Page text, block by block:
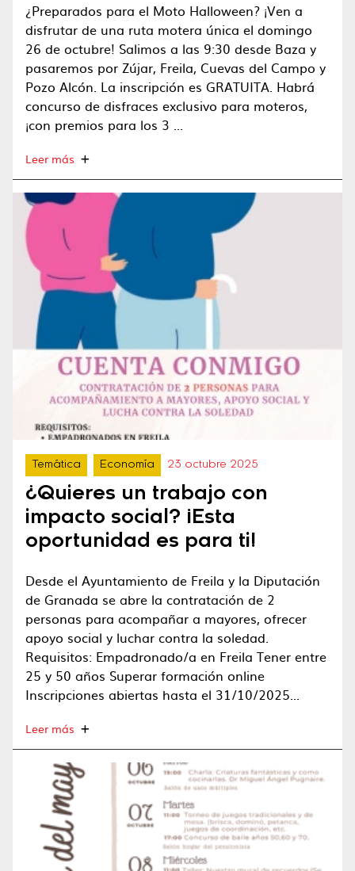
¿Preparados para el Moto Halloween? ¡Ven a
disfrutar de una ruta motera única el domingo
26 de octubre! Salimos a las 9:30 desde Baza y
pasaremos por Zújar, Freila, Cuevas del Campo y
Pozo Alcón. La inscripción es GRATUITA. Habrá
concurso de disfraces exclusivo para moteros,
¡con premios para los 3 ...
Leer más
Temática Economía 23 octubre 2025
¿Quieres un trabajo con
impacto social? ¡Esta
oportunidad es para ti!
Desde el Ayuntamiento de Freila y la Diputación
de Granada se abre la contratación de 2
personas para acompañar a mayores, ofrecer
apoyo social y luchar contra la soledad.
Requisitos: Empadronado/a en Freila Tener entre
25 y 50 años Superar formación online
Inscripciones abiertas hasta el 31/10/2025...
Leer más